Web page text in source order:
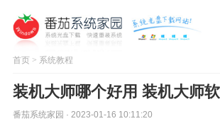
首页> 系统教程
装机大师哪个好用 装机大师
番茄系统家园 · 2023-01-16 10:11:20